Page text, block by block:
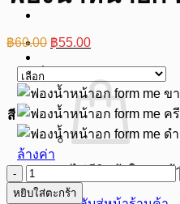
฿0.00 0
ไม่มีสินค้าในตะกร้
฿60.00 Original
price
was:
฿60.00.
฿55.00Current
price
is:
฿55.00.
สี
ล้างค่า
จำนวน
ฟองน้ำ
หยิบใส่ตะกร้า